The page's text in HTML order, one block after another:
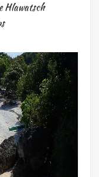
Hlawatsch